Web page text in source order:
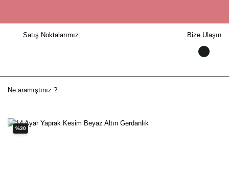
Satış Noktalarımız Bize Ulaşın
%30